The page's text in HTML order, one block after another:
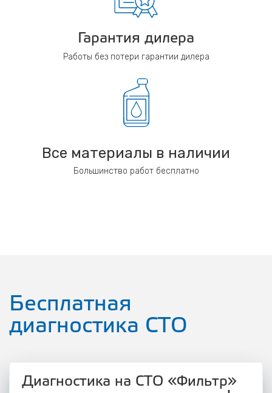
Гарантия дилера
Работы без потери гарантии дилера
Все материалы в наличии
Большинство работ бесплатно
Бесплатная
диагностика СТО
Диагностика на СТО «Фильтр»